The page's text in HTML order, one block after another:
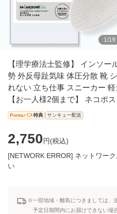
1/19
【理学療法士監修】 インソ
勢 外反母趾気味 体圧分散 靴
れない 立ち仕事 スニーカー
【お一人様2個まで】 ネコポ
Pontaパス特典 サンキュー配送
2,750円(税込)
[NETWORK ERROR] ネットワー
い
※一部地域・離島につきましては、
予定日期間内にお届けできない場